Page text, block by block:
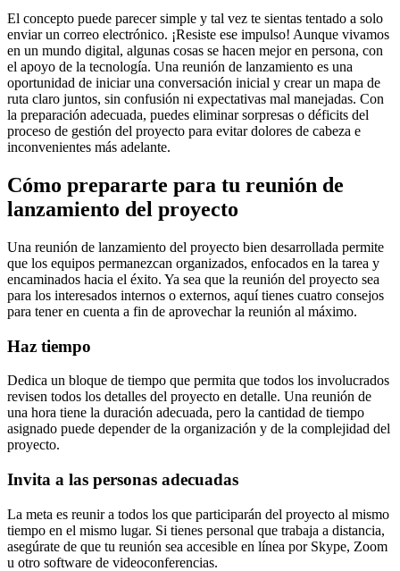
El concepto puede parecer simple y tal vez te sientas tentado a solo
enviar un correo electrónico. ¡Resiste ese impulso! Aunque vivamos
en un mundo digital, algunas cosas se hacen mejor en persona, con
el apoyo de la tecnología. Una reunión de lanzamiento es una
oportunidad de iniciar una conversación inicial y crear un mapa de
ruta claro juntos, sin confusión ni expectativas mal manejadas. Con
la preparación adecuada, puedes eliminar sorpresas o déficits del
proceso de gestión del proyecto para evitar dolores de cabeza e
inconvenientes más adelante.
Cómo prepararte para tu reunión de
lanzamiento del proyecto
Una reunión de lanzamiento del proyecto bien desarrollada permite
que los equipos permanezcan organizados, enfocados en la tarea y
encaminados hacia el éxito. Ya sea que la reunión del proyecto sea
para los interesados internos o externos, aquí tienes cuatro consejos
para tener en cuenta a fin de aprovechar la reunión al máximo.
Haz tiempo
Dedica un bloque de tiempo que permita que todos los involucrados
revisen todos los detalles del proyecto en detalle. Una reunión de
una hora tiene la duración adecuada, pero la cantidad de tiempo
asignado puede depender de la organización y de la complejidad del
proyecto.
Invita a las personas adecuadas
La meta es reunir a todos los que participarán del proyecto al mismo
tiempo en el mismo lugar. Si tienes personal que trabaja a distancia,
asegúrate de que tu reunión sea accesible en línea por Skype, Zoom
u otro software de videoconferencias.